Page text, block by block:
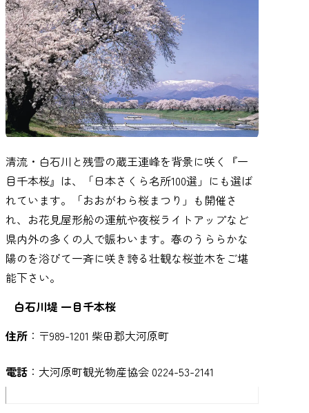
清流・白石川と残雪の蔵王連峰を背景に咲く『一
目千本桜』は、「日本さくら名所100選」にも選ば
れています。「おおがわら桜まつり」も開催さ
れ、お花見屋形船の運航や夜桜ライトアップなど
県内外の多くの人で賑わいます。春のうららかな
陽のを浴びて一斉に咲き誇る壮観な桜並木をご堪
能下さい。
白石川堤 一目千本桜
住所 ：〒989-1201 柴田郡大河原町
電話 ：大河原町観光物産協会 0224-53-2141